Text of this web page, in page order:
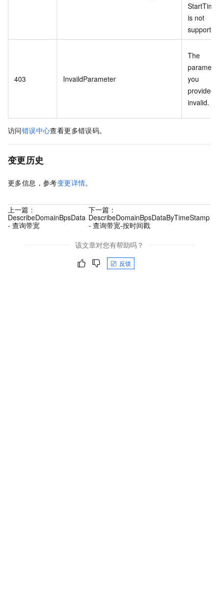
StartTime
is not
403 InvaildParameter
The
you
provided
invalid.
访问错误中心查看更多错误码。
变更历史
更多信息，参考变更详情。
上一篇：
DescribeDomainBpsData
- 查询带宽
下一篇：
DescribeDomainBpsDataByTimeStamp
- 查询带宽-按时间戳
该文章对您有帮助吗？
反馈